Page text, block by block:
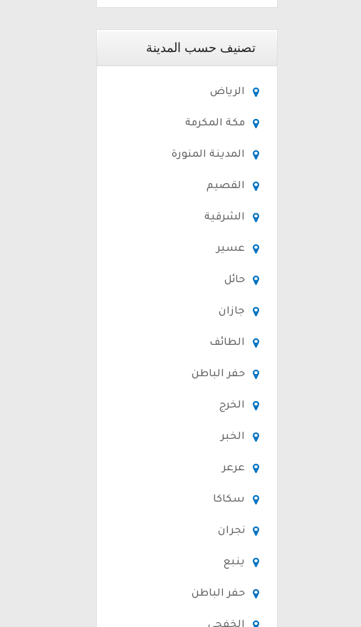
تصنيف حسب المدينة
الرياض
مكة المكرمة
المدينة المنورة
القصيم
الشرقية
عسير
حائل
جازان
الطائف
حفر الباطن
الخرج
الخبر
عرعر
سكاكا
نجران
ينبع
حفر الباطن